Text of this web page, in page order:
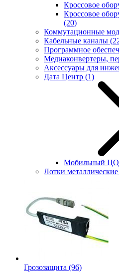
Кроссовое
Кроссовое
(20)
Коммутационные
Кабельные каналы
Программное
Медиаконвертеры,
Аксессуары для
Дата Центр (1)
Мобильный
Лотки металлические
Грозозащита (96)